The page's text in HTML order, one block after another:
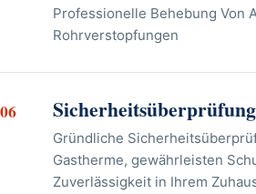
Professionelle Behebung Von
Rohrverstopfungen
06
Gründliche
Gastherme, gewährleisten
Zuverlässigkeit in Ihrem